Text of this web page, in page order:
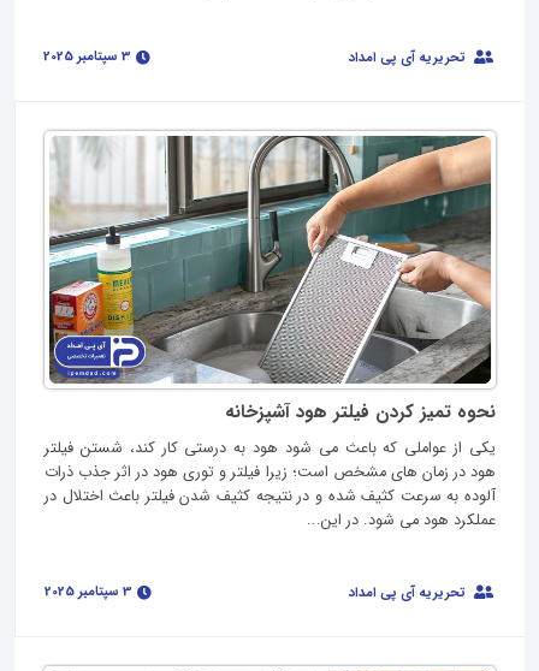
تحریریه آی پی امداد
نحوه تمیز کردن فیلتر هود آشپزخانه
یکی از عواملی که باعث می شود هود به درستی کار کند، شستن فیلتر
هود در زمان های مشخص است؛ زیرا فیلتر و توری هود در اثر جذب ذرات
آلوده به سرعت کثیف شده و در نتیجه کثیف شدن فیلتر باعث اختلال در
عملکرد هود می شود. در این...
تحریریه آی پی امداد